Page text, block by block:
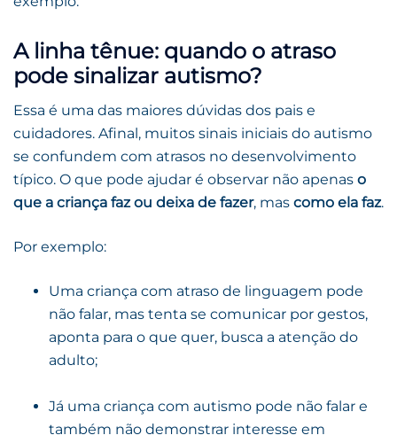
A linha tênue: quando o atraso
pode sinalizar autismo?
Essa é uma das maiores dúvidas dos pais e
cuidadores. Afinal, muitos sinais iniciais do autismo
se confundem com atrasos no desenvolvimento
típico. O que pode ajudar é observar não apenas o
que a criança faz ou deixa de fazer, mas como ela faz.
Por exemplo:
Uma criança com atraso de linguagem pode
não falar, mas tenta se comunicar por gestos,
aponta para o que quer, busca a atenção do
adulto;
Já uma criança com autismo pode não falar e
também não demonstrar interesse em